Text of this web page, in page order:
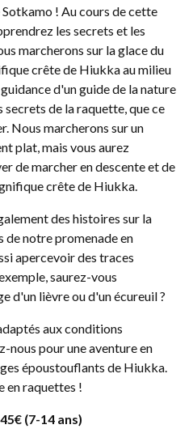
! Au cours de cette
les secrets et les
marcherons sur la glace du
crête de Hiukka au milieu
d'un guide de la nature
secrets de la raquette, que ce
Nous marcherons sur un
plat, mais vous aurez
de marcher en descente et de
crête de Hiukka.
des histoires sur la
de notre promenade en
apercevoir des traces
saurez-vous
d'un lièvre ou d'un écureuil ?
aux conditions
pour une aventure en
époustouflants de Hiukka.
en raquettes !
(7-14 ans)